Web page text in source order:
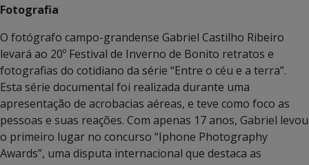
Fotografia
O fotógrafo campo-grandense Gabriel Castilho Ribeiro
levará ao 20º Festival de Inverno de Bonito retratos e
fotografias do cotidiano da série “Entre o céu e a terra”.
Esta série documental foi realizada durante uma
apresentação de acrobacias aéreas, e teve como foco as
pessoas e suas reações. Com apenas 17 anos, Gabriel levou
o primeiro lugar no concurso “Iphone Photography
Awards”, uma disputa internacional que destaca as